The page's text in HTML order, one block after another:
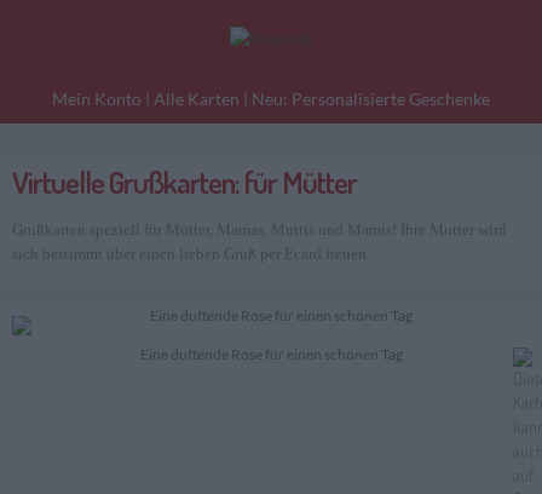
Mein Konto | Alle Karten | Neu: Personalisierte Geschenke
Liebesgrüße Danke
Virtuelle Grußkarten: für Mütter
Grußkarten speziell für Mütter, Mamas, Muttis und Mamis! Ihre Mutter wird
sich bestimmt über einen lieben Gruß per Ecard freuen.
Eine duftende Rose für einen schönen Tag